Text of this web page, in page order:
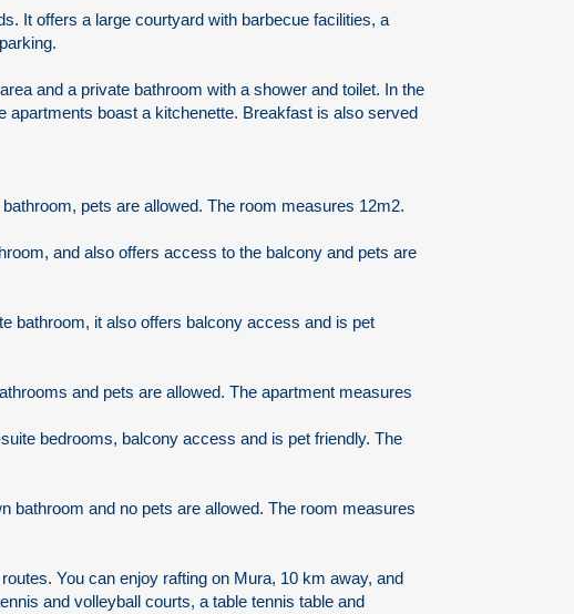
It offers a large courtyard with barbecue facilities, a
and a private bathroom with a shower and toilet. In the
apartments boast a kitchenette. Breakfast is also served
pets are allowed. The room measures 12m2.
and also offers access to the balcony and pets are
bathroom, it also offers balcony access and is pet
and pets are allowed. The apartment measures
bedrooms, balcony access and is pet friendly. The
bathroom and no pets are allowed. The room measures
You can enjoy rafting on Mura, 10 km away, and
and volleyball courts, a table tennis table and